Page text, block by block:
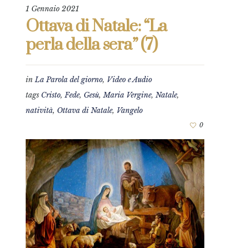
1 Gennaio 2021
Ottava di Natale: “La
perla della sera” (7)
inLa Parola del giorno, Video e Audio
tags Cristo,Fede, Gesù,Maria Vergine, Natale,
natività, Ottava di Natale, Vangelo
0